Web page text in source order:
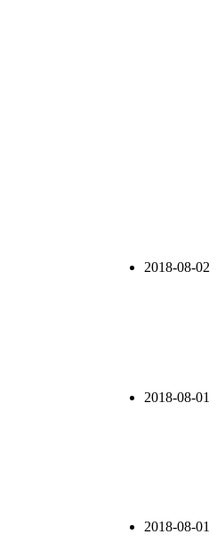
2018-08-02
2018-08-01
2018-08-01